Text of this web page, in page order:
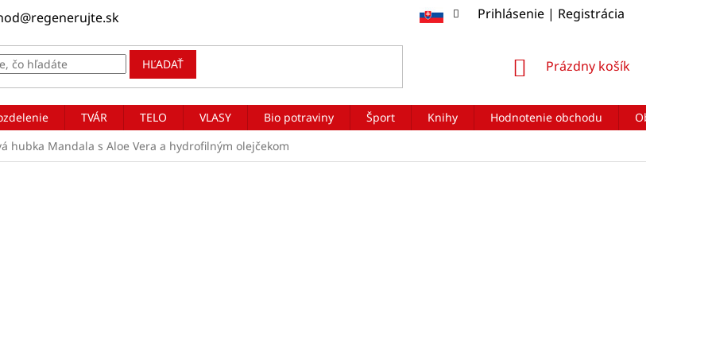
Prihlásenie | Registrácia
HĽADAŤ
NÁKUPNÝ
Prázdny košík
TVÁR TELO VLASY Bio potraviny Šport Knihy Hodnotenie obchodu
Obchodné
hubka Mandala s Aloe Vera a hydrofilným olejčekom